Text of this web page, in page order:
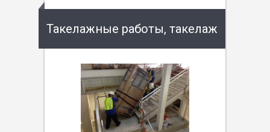
Такелажные работы, такелаж